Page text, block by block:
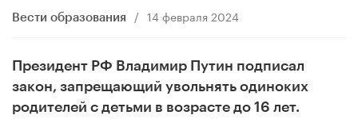
Вести образования / 14 февраля 2024
Президент РФ Владимир Путин подписал
закон, запрещающий увольнять одиноких
родителей с детьми в возрасте до 16 лет.